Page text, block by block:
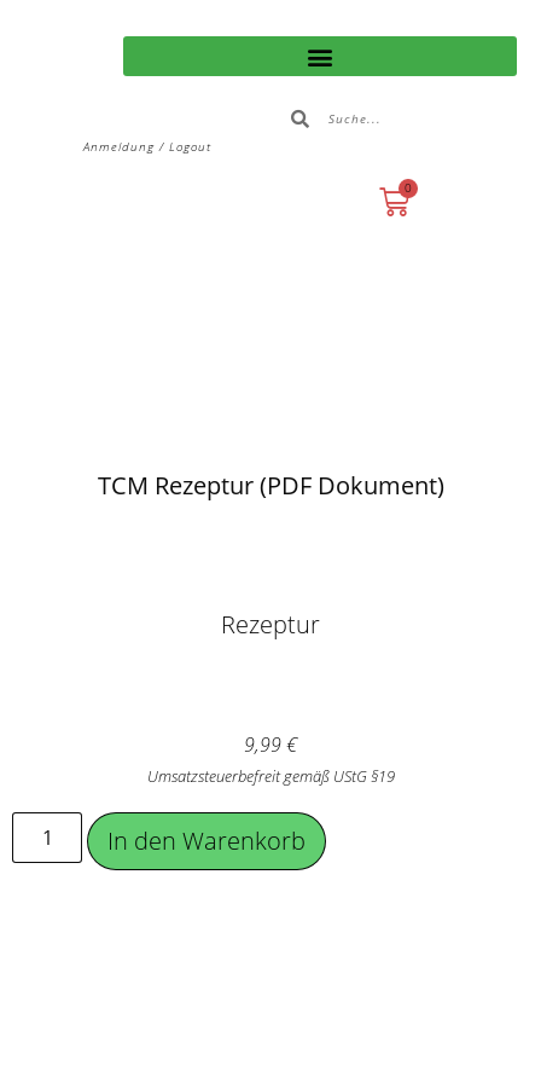
Anmeldung / Logout
0
TCM Rezeptur (PDF Dokument)
Rezeptur
9,99€
Umsatzsteuerbefreit gemäß UStG §19
In den Warenkorb